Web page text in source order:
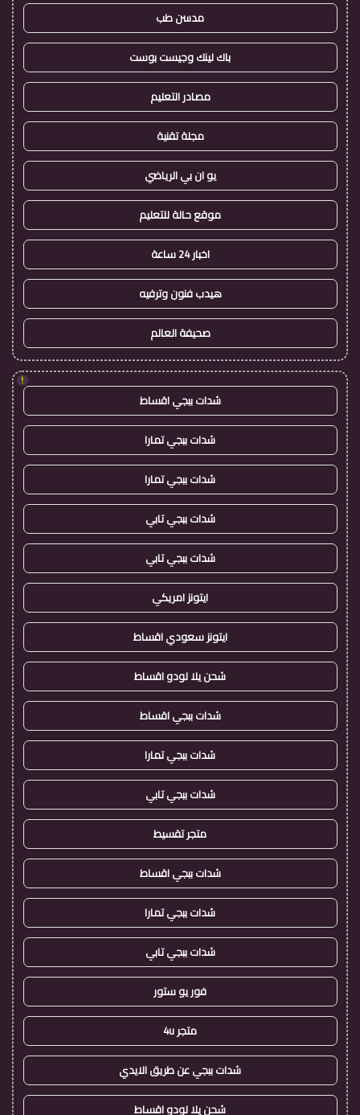
مدسن طب
باك لينك وجيست بوست
مصادر التعليم
مجلة تقنية
يو ان بي الرياضي
موقع حالة للتعليم
اخبار 24 ساعة
هيدب فنون وترفيه
صحيفة العالم
!
شدات ببجي اقساط
شدات ببجي تمارا
شدات ببجي تمارا
شدات ببجي تابي
شدات ببجي تابي
ايتونز امريكي
ايتونز سعودي اقساط
شحن يلا لودو اقساط
شدات ببجي اقساط
شدات ببجي تمارا
شدات ببجي تابي
متجر تقسيط
شدات ببجي اقساط
شدات ببجي تمارا
شدات ببجي تابي
فور يو ستور
متجر 4u
شدات ببجي عن طريق الايدي
شحن يلا لودو اقساط